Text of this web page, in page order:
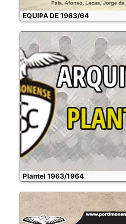
EQUIPA DE 1963/64
Plantel 1963/1964